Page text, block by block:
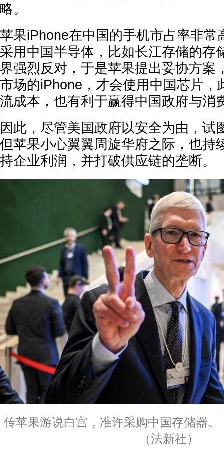
略。
苹果iPhone在中国的手机市占率非常
采用中国半导体，比如长江存储的存
界强烈反对，于是苹果提出妥协方案
市场的iPhone，才会使用中国芯片，
流成本，也有利于赢得中国政府与消
因此，尽管美国政府以安全为由，试
但苹果小心翼翼周旋华府之际，也持
持企业利润，并打破供应链的垄断。
传苹果游说白宫，准许采购中国存储器
（法新社）